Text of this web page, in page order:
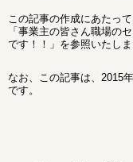
この記事の作成にあたっ
「事業主の皆さん職場の
です！！」を参照いたしま
なお、この記事は、2015
です。